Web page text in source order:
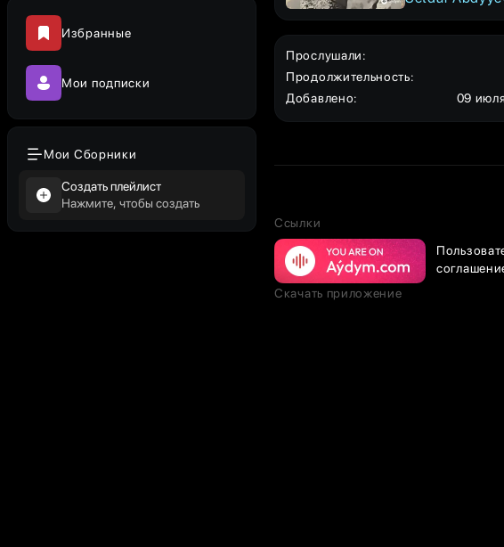
Избранные
Мои подписки
Мои Сборники
Создать плейлист
Нажмите, чтобы создать
Прослушали:
Продолжительность:
Добавлено: 09
Ссылки
Скачать приложение